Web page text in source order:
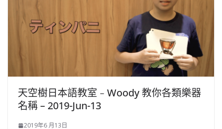
天空樹日本語教室﹣Woody 教你各類樂器
名稱 – 2019-Jun-13
2019年6 月13日